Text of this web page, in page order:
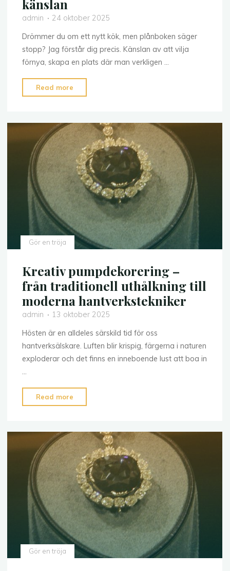
känslan
admin
24 oktober 2025
Drömmer du om ett nytt kök, men plånboken säger
stopp? Jag förstår dig precis. Känslan av att vilja
förnya, skapa en plats där man verkligen …
Read more
på
–
grepp
som
förändrar
känslan"
Gör en tröja
Kreativ pumpdekorering –
från traditionell uthålkning till
moderna hantverkstekniker
admin
13 oktober 2025
Hösten är en alldeles särskild tid för oss
hantverksälskare. Luften blir krispig, färgerna i naturen
exploderar och det finns en inneboende lust att boa in
…
Read more
pumpdekorering
från
traditionell
uthålkning
till
moderna
hantverkstekniker"
Gör en tröja